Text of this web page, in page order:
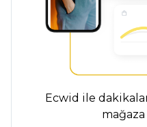
Ecwid ile